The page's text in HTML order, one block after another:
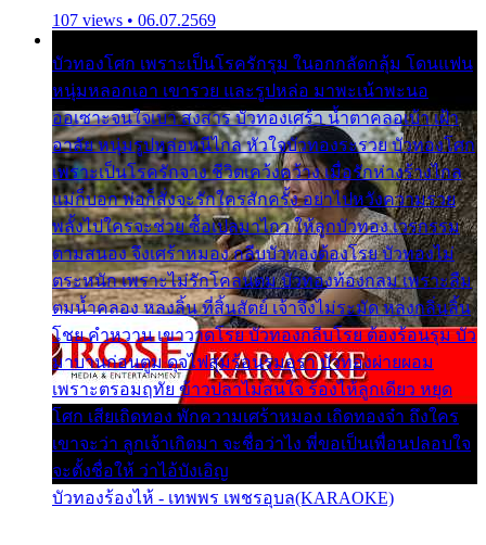
107 views • 06.07.2569
บัวทองโศก เพราะเป็นโรครักรุม ในอกกลัดกลุ้ม โดนแฟน
หนุ่มหลอกเอา เขารวย และรูปหล่อ มาพะเน้าพะนอ
ออเซาะจนใจเบา สงสาร บัวทองเศร้า น้ำตาคลอเบ้า เฝ้า
อาลัย หนุ่มรูปหล่อหนีไกล หัวใจบัวทองระรวย บัวทองโศก
เพราะเป็นโรครักจาง ชีวิตเคว้งคว้าง เมื่อรักห่างร้างไกล
แม่ก็บอก พ่อก็สั่งจะรักใครสักครั้ง อย่าไปหวังความรวย
พลั้งไปใครจะช่วย ซื้อเปลมาไกว ให้ลูกบัวทอง เวรกรรม
ตามสนอง จึงเศร้าหมอง กลีบบัวทองต้องโรย บัวทองไม่
ตระหนัก เพราะไม่รักโคลนตม บัวทองท้องกลม เพราะลืม
ตมน้ำคลอง หลงลิ้น ที่สิ้นสัตย์ เจ้าจึงไม่ระมัด หลงกลิ่นลิ้น
โชย คำหวาน เขาวาดโรย บัวทองกลีบโรย ต้องร้อนรุม บัว
มาบานก่อนตูม ดุจไฟสุมร้อนรุมอุรา บัวทองผ่ายผอม
เพราะตรอมฤทัย ข้าวปลาไม่สนใจ ร้องไห้ลูกเดียว หยุด
โศก เสียเถิดทอง พักความเศร้าหมอง เถิดทองจ๋า ถึงใคร
เขาจะว่า ลูกเจ้าเกิดมา จะชื่อว่าไง พี่ขอเป็นเพื่อนปลอบใจ
จะตั้งชื่อให้ ว่าไอ้บังเอิญ
บัวทองร้องไห้ - เทพพร เพชรอุบล(KARAOKE)